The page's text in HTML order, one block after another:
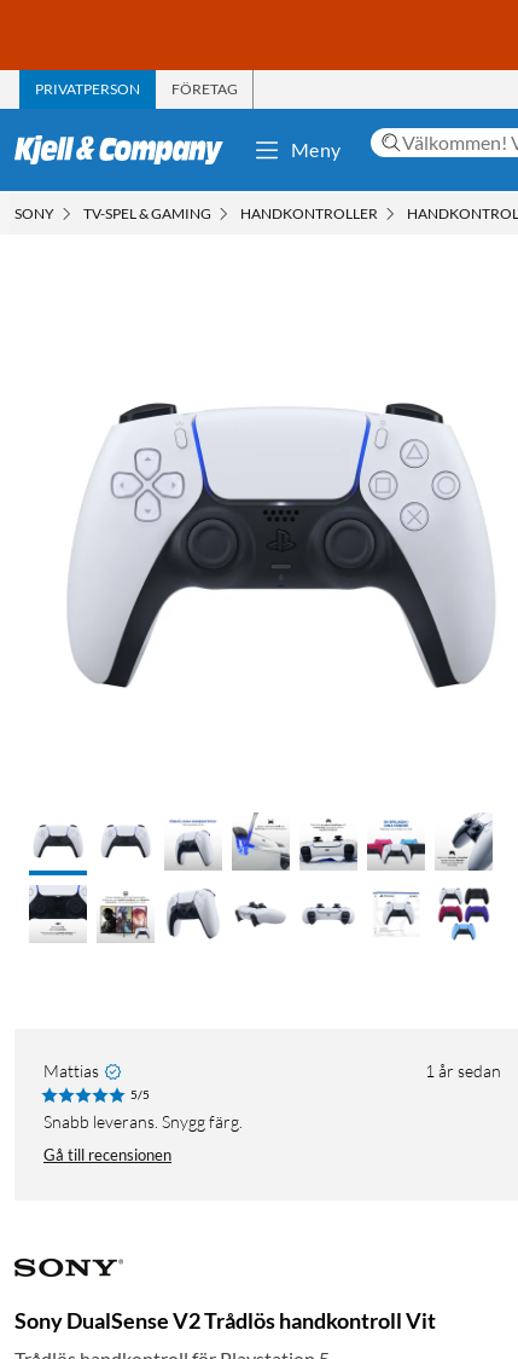
PRIVATPERSON FÖRETAG
Meny
SONY TV-SPEL & GAMING HANDKONTROLLER
Mattias 1 år sedan
5/5
Snabb leverans. Snygg färg.
Gå till recensionen
Sony DualSense V2 Trådlös handkontroll Vit